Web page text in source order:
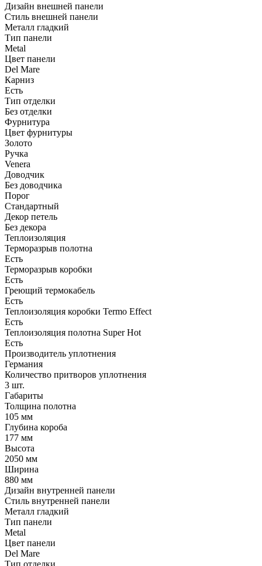
Дизайн внешней панели
Стиль внешней панели
Металл гладкий
Тип панели
Metal
Цвет панели
Del Mare
Карниз
Есть
Тип отделки
Без отделки
Фурнитура
Цвет фурнитуры
Золото
Ручка
Venera
Доводчик
Без доводчика
Порог
Стандартный
Декор петель
Без декора
Теплоизоляция
Терморазрыв полотна
Есть
Терморазрыв коробки
Есть
Греющий термокабель
Есть
Теплоизоляция коробки Termo Effect
Есть
Теплоизоляция полотна Super Нot
Есть
Производитель уплотнения
Германия
Количество притворов уплотнения
3 шт.
Габариты
Толщина полотна
105 мм
Глубина короба
177 мм
Высота
2050 мм
Ширина
880 мм
Дизайн внутренней панели
Стиль внутренней панели
Металл гладкий
Тип панели
Metal
Цвет панели
Del Mare
Тип отделки